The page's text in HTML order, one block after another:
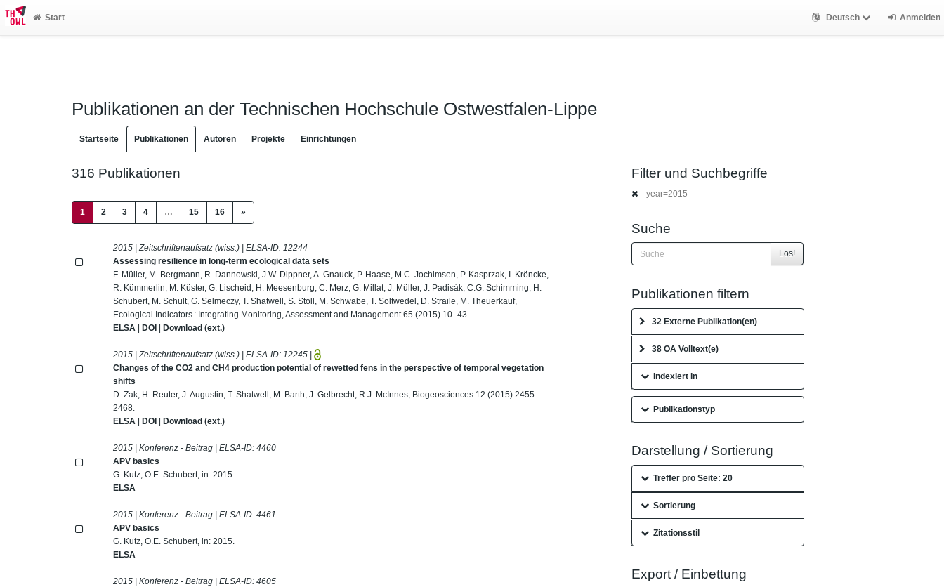
Start Deutsch Anmelden
Publikationen an der Technischen Hochschule Ostwestfalen-Lippe
Startseite Publikationen Autoren Projekte Einrichtungen
316 Publikationen
1 (current)
2 3 4 … 15 16 »
2015 | Zeitschriftenaufsatz (wiss.) | ELSA-ID: 12244
Assessing resilience in long-term ecological data sets
F. Müller, M. Bergmann, R. Dannowski, J.W. Dippner, A. Gnauck, P. Haase, M.C. Jochimsen, P. Kasprzak, I. Kröncke,
R. Kümmerlin, M. Küster, G. Lischeid, H. Meesenburg, C. Merz, G. Millat, J. Müller, J. Padisák, C.G. Schimming, H.
Schubert, M. Schult, G. Selmeczy, T. Shatwell, S. Stoll, M. Schwabe, T. Soltwedel, D. Straile, M. Theuerkauf,
Ecological Indicators : Integrating Monitoring, Assessment and Management 65 (2015) 10–43.
ELSA |DOI |Download (ext.)
2015 | Zeitschriftenaufsatz (wiss.) | ELSA-ID: 12245 |
Changes of the CO2 and CH4 production potential of rewetted fens in the perspective of temporal vegetation
shifts
D. Zak, H. Reuter, J. Augustin, T. Shatwell, M. Barth, J. Gelbrecht, R.J. McInnes, Biogeosciences 12 (2015) 2455–
2468.
ELSA |DOI |Download (ext.)
2015 | Konferenz - Beitrag | ELSA-ID:4460
APV basics
G. Kutz, O.E. Schubert, in: 2015.
ELSA
2015 | Konferenz - Beitrag | ELSA-ID:4461
APV basics
G. Kutz, O.E. Schubert, in: 2015.
ELSA
2015 | Konferenz - Beitrag | ELSA-ID:4605
Filter und Suchbegriffe
year=2015
Suche
Los!
Publikationen filtern
32 Externe Publikation(en)
38 OA Volltext(e)
Indexiert in
Publikationstyp
Darstellung / Sortierung
Treffer pro Seite: 20
Sortierung
Zitationsstil
Export / Einbettung